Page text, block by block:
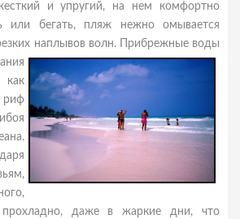
и упругий, на нем комфортно
или бегать, пляж нежно омывается
наплывов волн. Прибрежные воды
даже в жаркие дни, что